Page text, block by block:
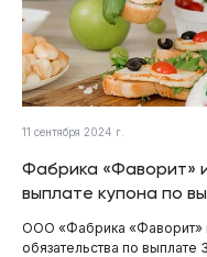
11 сентября 2024 г.
Фабрика «Фаворит»
выплате купона по
ООО «Фабрика «Фаворит»
обязательства по